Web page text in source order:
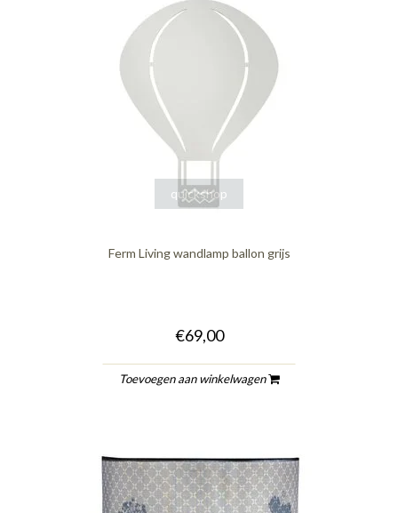
quickshop
Ferm Living wandlamp ballon grijs
€69,00
Toevoegen aan winkelwagen